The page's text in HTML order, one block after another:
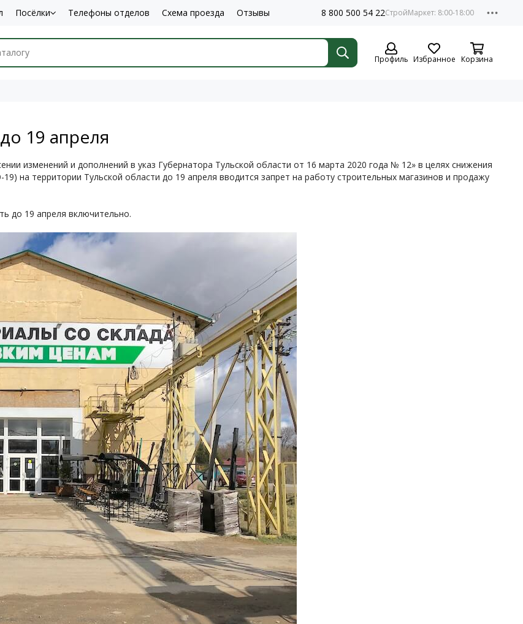
Посёлки Телефоны отделов Схема проезда Отзывы 8 800 500 54 22
Профиль Избранное Корзина
19 апреля
изменений и дополнений в указ Губернатора Тульской области от 16 марта 2020 года № 12» в целях снижения
на территории Тульской области до 19 апреля вводится запрет на работу строительных магазинов и продажу
до 19 апреля включительно.